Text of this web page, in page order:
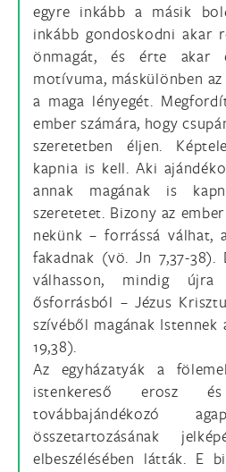
egyre inkább a másik
inkább gondoskodni akar
önmagát, és érte akar
motívuma, máskülönben
a maga lényegét.
ember számára, hogy
szeretetben éljen.
kapnia is kell. Aki
annak magának is
szeretetet. Bizony az
nekünk – forrássá
fakadnak (vö. Jn 7,37-
válhasson, mindig
ősforrásból – Jézus
szívéből magának
19,38).
Az egyházatyák a
istenkereső erosz
továbbajándékozó
összetartozásának
elbeszélésében látták. E